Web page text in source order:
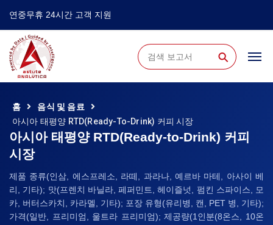
연중무휴 24시간 고객 지원
⚲
홈
음식 및 음료
아시아 태평양 RTD(Ready-To-Drink) 커피 시장
아시아 태평양 RTD(Ready-to-Drink) 커피
시장
제품 종류(인삼, 에스프레소, 라떼, 과라나, 예르바 마테, 아사이 베
리, 기타); 맛(프렌치 바닐라, 페퍼민트, 헤이즐넛, 펌킨 스파이스, 모
카, 버터스카치, 카라멜, 기타); 포장 유형(유리병, 캔, PET 병, 기타);
가격(일반, 프리미엄, 울트라 프리미엄); 제공량(1인분(8온스, 10온